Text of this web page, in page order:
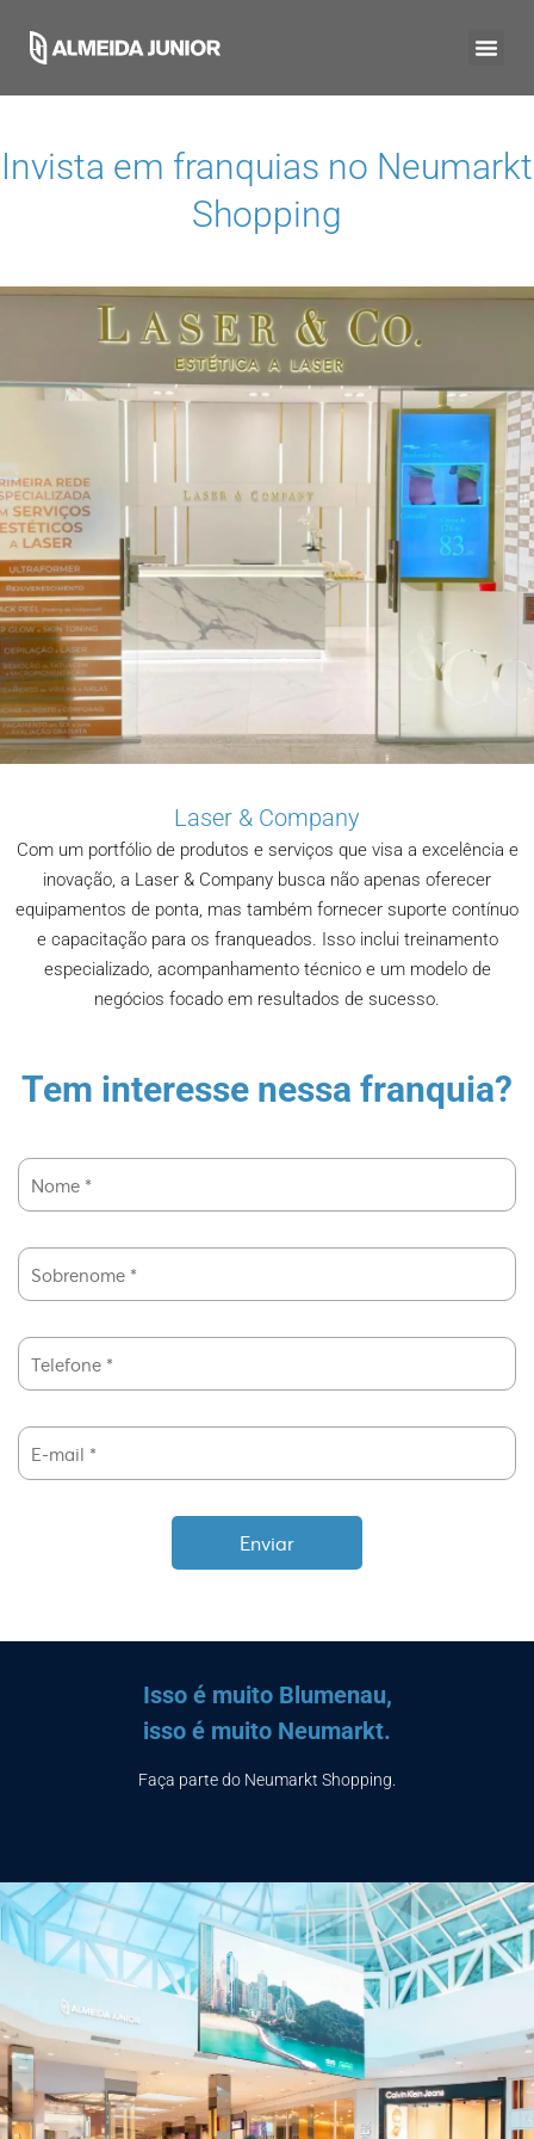
Invista em franquias no Neumarkt
Shopping
Laser & Company
Com um portfólio de produtos e serviços que visa a excelência e
inovação, a Laser & Company busca não apenas oferecer
equipamentos de ponta, mas também fornecer suporte contínuo
e capacitação para os franqueados. Isso inclui treinamento
especializado, acompanhamento técnico e um modelo de
negócios focado em resultados de sucesso.
Tem interesse nessa franquia?
Isso é muito Blumenau,
isso é muito Neumarkt.
Faça parte do Neumarkt Shopping.